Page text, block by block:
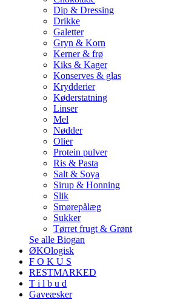
Dip & Dressing
Drikke
Galetter
Gryn & Korn
Kerner & frø
Kiks & Kager
Konserves & glas
Krydderier
Køderstatning
Linser
Mel
Nødder
Olier
Protein pulver
Ris & Pasta
Salt & Soya
Sirup & Honning
Slik
Smørepålæg
Sukker
Tørret frugt & Grønt
Se alle Biogan
ØKOlogisk
F O K U S
RESTMARKED
T i l b u d
Gaveæsker